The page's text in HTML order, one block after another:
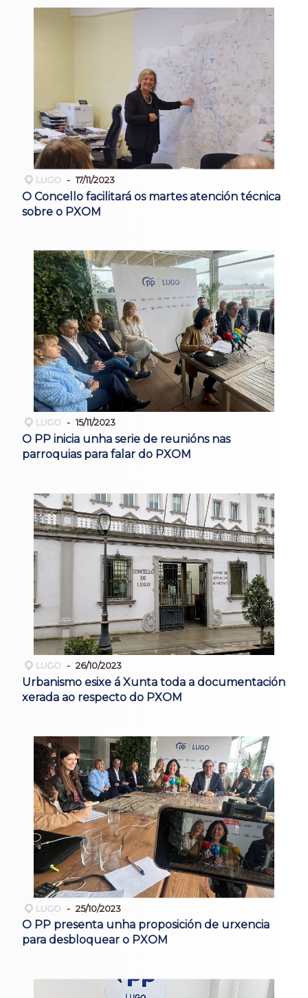
LUGO 17/11/2023
O Concello facilitará os martes atención técnica
sobre o PXOM
LUGO 15/11/2023
O PP inicia unha serie de reunións nas
parroquias para falar do PXOM
LUGO 26/10/2023
Urbanismo esixe á Xunta toda a documentación
xerada ao respecto do PXOM
LUGO 25/10/2023
O PP presenta unha proposición de urxencia
para desbloquear o PXOM